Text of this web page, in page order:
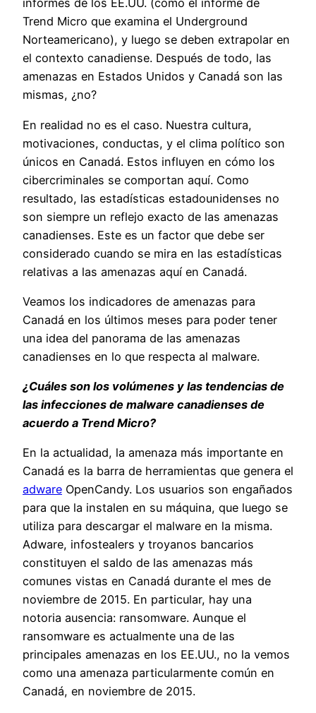
informes de los EE.UU. (como el informe de
Trend Micro que examina el Underground
Norteamericano), y luego se deben extrapolar en
el contexto canadiense. Después de todo, las
amenazas en Estados Unidos y Canadá son las
mismas, ¿no?
En realidad no es el caso. Nuestra cultura,
motivaciones, conductas, y el clima político son
únicos en Canadá. Estos influyen en cómo los
cibercriminales se comportan aquí. Como
resultado, las estadísticas estadounidenses no
son siempre un reflejo exacto de las amenazas
canadienses. Este es un factor que debe ser
considerado cuando se mira en las estadísticas
relativas a las amenazas aquí en Canadá.
Veamos los indicadores de amenazas para
Canadá en los últimos meses para poder tener
una idea del panorama de las amenazas
canadienses en lo que respecta al malware.
¿Cuáles son los volúmenes y las tendencias de
las infecciones de malware canadienses de
acuerdo a Trend Micro?
En la actualidad, la amenaza más importante en
Canadá es la barra de herramientas que genera el
adware OpenCandy. Los usuarios son engañados
para que la instalen en su máquina, que luego se
utiliza para descargar el malware en la misma.
Adware, infostealers y troyanos bancarios
constituyen el saldo de las amenazas más
comunes vistas en Canadá durante el mes de
noviembre de 2015. En particular, hay una
notoria ausencia: ransomware. Aunque el
ransomware es actualmente una de las
principales amenazas en los EE.UU., no la vemos
como una amenaza particularmente común en
Canadá, en noviembre de 2015.